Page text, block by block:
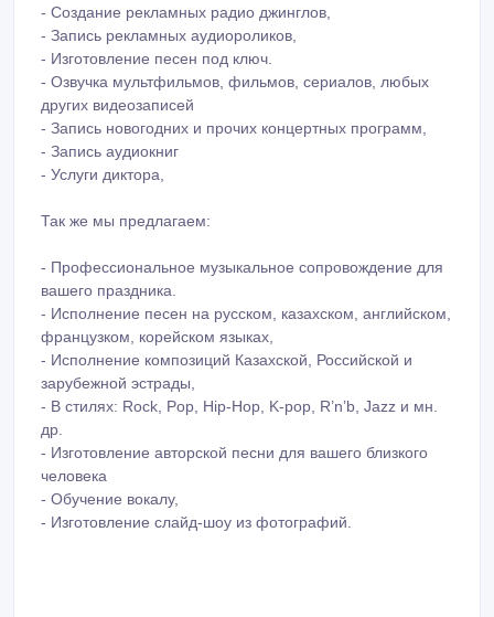
- Создание рекламных радио джинглов,
- Запись рекламных аудиороликов,
- Изготовление песен под ключ.
- Озвучка мультфильмов, фильмов, сериалов, любых
других видеозаписей
- Запись новогодних и прочих концертных программ,
- Запись аудиокниг
- Услуги диктора,
Так же мы предлагаем:
- Профессиональное музыкальное сопровождение для
вашего праздника.
- Исполнение песен на русском, казахском, английском,
французком, корейском языках,
- Исполнение композиций Казахской, Российской и
зарубежной эстрады,
- В стилях: Rock, Pop, Hip-Hop, K-pop, R’n’b, Jazz и мн.
др.
- Изготовление авторской песни для вашего близкого
человека
- Обучение вокалу,
- Изготовление слайд-шоу из фотографий.